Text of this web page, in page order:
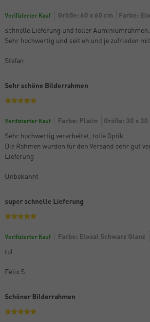
Verifizierter Kauf Größe: 60 x 60 cm
Farbe:
schnelle Lieferung und toller Auminiumrahmen.
Sehr hochwertig und seit eh und je zufrieden
Stefan
Sehr schöne Bilderrahmen
Verifizierter Kauf Farbe: Platin
Größe: 30 x 30
Sehr hochwertig verarbeitet, tolle Optik.
Die Rahmen wurden für den Versand sehr gut
Lieferung
Unbekannt
super schnelle Lieferung
Verifizierter Kauf Farbe: Eloxal Schwarz Glanz
tol
Felix S.
Schöner Bilderrahmen